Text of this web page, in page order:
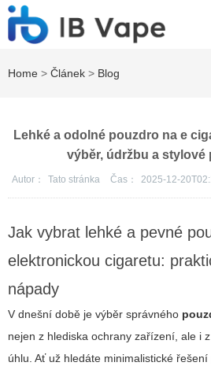
Home > Článek > Blog
Lehké a odolné pouzdro na e
výběr, údržbu a stylové
Autor： Tato stránka Čas： 2025-12-
Jak vybrat lehké a pevné
elektronickou cigaretu:
nápady
V dnešní době je výběr správného
nejen z hlediska ochrany zařízení, ale i
úhlu. Ať už hledáte minimalistické